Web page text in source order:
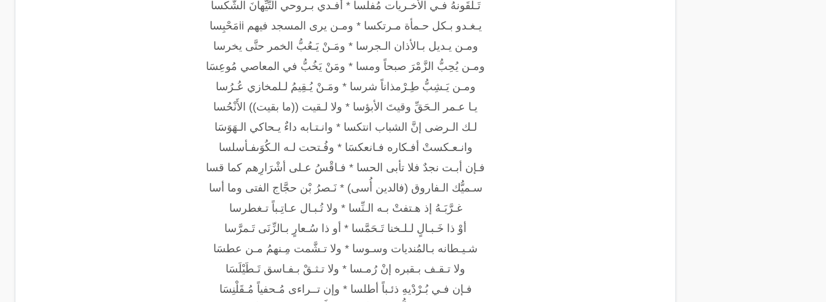
تَـلقَونهُ فـي الأخـريات مُفلسا * أفـدي بـروحي التَّيِّهانَ الشَّكسا
يـغـدو بـكل حـمأة مـرتكسا * ومـن يرى المسجد فيهم iiمَحْبِسا
ومـن يـديل بـالأذان الـجرسا * ومَـنْ يَـعُبُّ الخمر حتَّى يخرسا
ومـن يُحِبُّ الزَّمْرَ صبحاً ومسا * ومَنْ يَخُبُّ في المعاصي مُوعِسَا
ومـن يَـشِبُّ طِـرْمذاناً شرسا * ومَـنْ يُـقِيمُ لـلمخازي عُـرُسا
يـا عـمر الـحَقِّ وقيتَ الأبؤسا * ولا لـقيت ((ما بقيت)) الأَنْحُسا
لـك الـرضى إنَّ الشباب انتكسا * وانـتـابه داءٌ يـحاكي الـهَوَسَا
وانـعـكستْ أفـكاره فـانعكسَا * وفُـتحت لـه الـكُوَىفـأسلسا
فـإن أبـت نجدٌ فلا تأبى الحسا * فـاقْسُ عـلى أشْرَارِهم كما قسا
سـميُّك الـفاروق (فالدين أُسى) * نَـصرُ بْن حجَّاج الفتى وما أسا
غـرَّبَـهُ إذ هـتفتْ بـه الـنِّسا * ولا تُـبـال عـاتِـباً تـغطرسا
أوْ ذا خَـبـالٍ لـلـخنا تَـحَمَّسا * أو ذا سُـعارٍ بـالزِّنَى تَـمرَّسا
شـيـطانه بـالمُنديات وسـوسا * ولا تـشَّمت مِـنهمُ مـن عطسَا
ولا تـقـف بـقبره إنْ رُمـسا * ولا تـثـقْ بـفـاسق تَـطَيْلَسَا
فـإن فـي بُـرْدْيهِ ذئـباً أطلسا * وإن تــراءى مُـحفياً مُـقَلْنِسَا